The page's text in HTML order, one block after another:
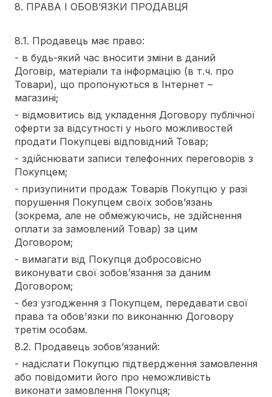
8. ПРАВА І ОБОВ’ЯЗКИ ПРОДАВЦЯ
8.1. Продавець має право:
- в будь-який час вносити зміни в даний
Договір, матеріали та інформацію (в т.ч. про
Товари), що пропонуються в Інтернет –
магазині;
- відмовитись від укладення Договору публічної
оферти за відсутності у нього можливостей
продати Покупцеві відповідний Товар;
- здійснювати записи телефонних переговорів з
Покупцем;
- призупинити продаж Товарів Покупцю у разі
порушення Покупцем своїх зобов’язань
(зокрема, але не обмежуючись, не здійснення
оплати за замовлений Товар) за цим
Договором;
- вимагати від Покупця добросовісно
виконувати свої зобов’язання за даним
Договором;
- без узгодження з Покупцем, передавати свої
права та обов'язки по виконанню Договору
третім особам.
8.2. Продавець зобов’язаний:
- надіслати Покупцю підтвердження замовлення
або повідомити його про неможливість
виконати замовлення Покупця;